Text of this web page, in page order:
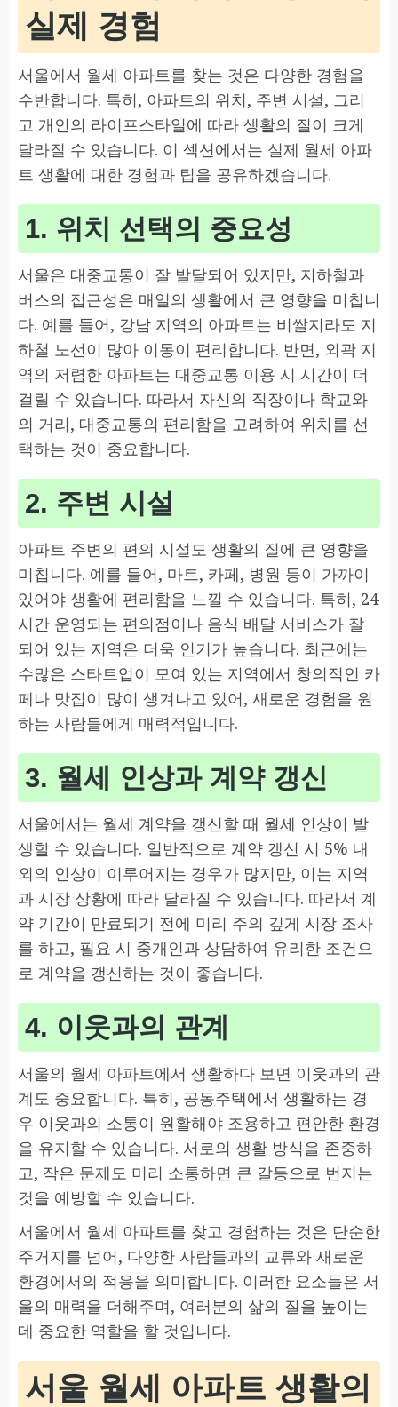
실제 경험
서울에서 월세 아파트를 찾는 것은 다양한 경험을
수반합니다. 특히, 아파트의 위치, 주변 시설, 그리
고 개인의 라이프스타일에 따라 생활의 질이 크게
달라질 수 있습니다. 이 섹션에서는 실제 월세 아파
트 생활에 대한 경험과 팁을 공유하겠습니다.
1. 위치 선택의 중요성
서울은 대중교통이 잘 발달되어 있지만, 지하철과
버스의 접근성은 매일의 생활에서 큰 영향을 미칩니
다. 예를 들어, 강남 지역의 아파트는 비쌀지라도 지
하철 노선이 많아 이동이 편리합니다. 반면, 외곽 지
역의 저렴한 아파트는 대중교통 이용 시 시간이 더
걸릴 수 있습니다. 따라서 자신의 직장이나 학교와
의 거리, 대중교통의 편리함을 고려하여 위치를 선
택하는 것이 중요합니다.
2. 주변 시설
아파트 주변의 편의 시설도 생활의 질에 큰 영향을
미칩니다. 예를 들어, 마트, 카페, 병원 등이 가까이
있어야 생활에 편리함을 느낄 수 있습니다. 특히, 24
시간 운영되는 편의점이나 음식 배달 서비스가 잘
되어 있는 지역은 더욱 인기가 높습니다. 최근에는
수많은 스타트업이 모여 있는 지역에서 창의적인 카
페나 맛집이 많이 생겨나고 있어, 새로운 경험을 원
하는 사람들에게 매력적입니다.
3. 월세 인상과 계약 갱신
서울에서는 월세 계약을 갱신할 때 월세 인상이 발
생할 수 있습니다. 일반적으로 계약 갱신 시 5% 내
외의 인상이 이루어지는 경우가 많지만, 이는 지역
과 시장 상황에 따라 달라질 수 있습니다. 따라서 계
약 기간이 만료되기 전에 미리 주의 깊게 시장 조사
를 하고, 필요 시 중개인과 상담하여 유리한 조건으
로 계약을 갱신하는 것이 좋습니다.
4. 이웃과의 관계
서울의 월세 아파트에서 생활하다 보면 이웃과의 관
계도 중요합니다. 특히, 공동주택에서 생활하는 경
우 이웃과의 소통이 원활해야 조용하고 편안한 환경
을 유지할 수 있습니다. 서로의 생활 방식을 존중하
고, 작은 문제도 미리 소통하면 큰 갈등으로 번지는
것을 예방할 수 있습니다.
서울에서 월세 아파트를 찾고 경험하는 것은 단순한
주거지를 넘어, 다양한 사람들과의 교류와 새로운
환경에서의 적응을 의미합니다. 이러한 요소들은 서
울의 매력을 더해주며, 여러분의 삶의 질을 높이는
데 중요한 역할을 할 것입니다.
서울 월세 아파트 생활의